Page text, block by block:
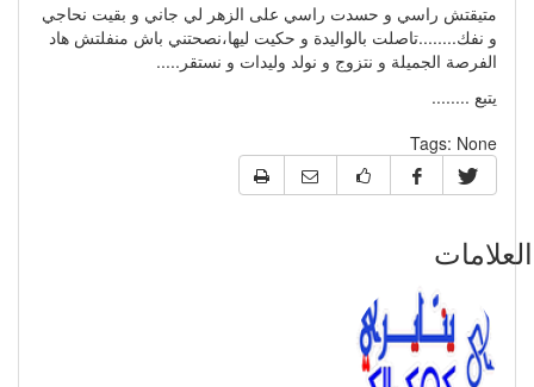
متيقتش راسي و حسدت راسي على الزهر لي جاني و بقيت نحاجي
و نفك........تاصلت بالواليدة و حكيت ليها،نصحتني باش منفلتش هاد
الفرصة الجميلة و نتزوج و نولد وليدات و نستقر.....
يتبع ........
Tags:None